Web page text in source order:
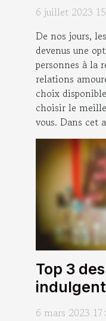
6 juillet 2023
De nos jours,
devenus une
personnes à la
relations
choix
choisir le
vous. Dans cet
Top 3
cougars
6 mars 2023